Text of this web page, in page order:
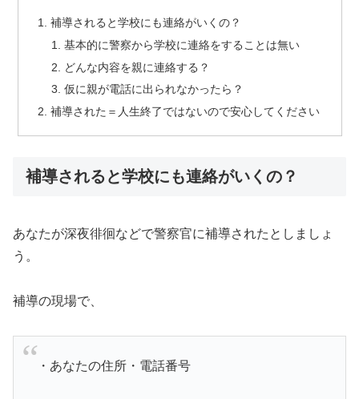
補導されると学校にも連絡がいくの？
基本的に警察から学校に連絡をすることは無い
どんな内容を親に連絡する？
仮に親が電話に出られなかったら？
補導された＝人生終了ではないので安心してください
補導されると学校にも連絡がいくの？
あなたが深夜徘徊などで警察官に補導されたとしましょ
う。
補導の現場で、
・あなたの住所・電話番号